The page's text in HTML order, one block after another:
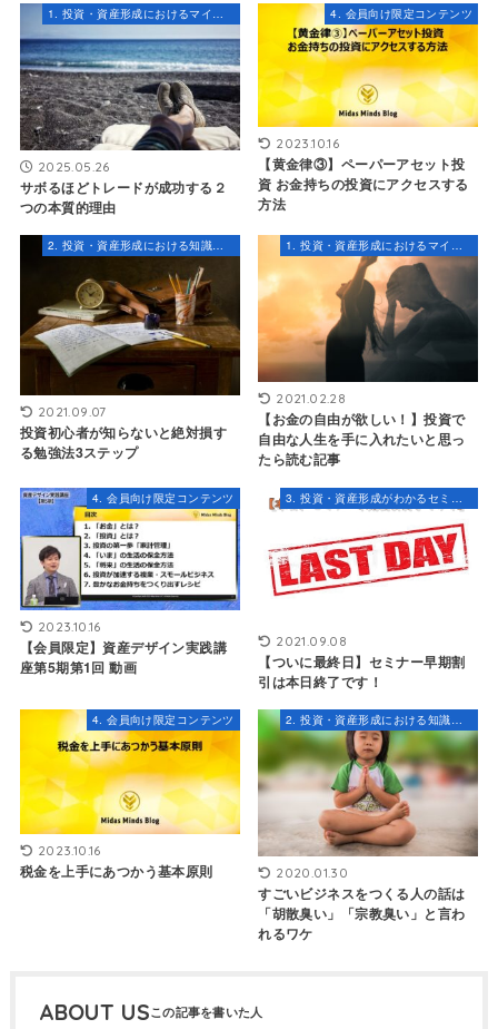
1. 投資・資産形成におけるマインドセット
2025.05.26
サボるほどトレードが成功する２
つの本質的理由
4. 会員向け限定コンテンツ
2023.10.16
【黄金律③】ペーパーアセット投
資 お金持ちの投資にアクセスする
方法
2. 投資・資産形成における知識とスキル
2021.09.07
投資初心者が知らないと絶対損す
る勉強法3ステップ
1. 投資・資産形成におけるマインドセット
2021.02.28
【お金の自由が欲しい！】投資で
自由な人生を手に入れたいと思っ
たら読む記事
4. 会員向け限定コンテンツ
2023.10.16
【会員限定】資産デザイン実践講
座第5期第1回 動画
2021.09.08
【ついに最終日】セミナー早期割
引は本日終了です！
4. 会員向け限定コンテンツ
2023.10.16
税金を上手にあつかう基本原則
2. 投資・資産形成における知識とスキル
2020.01.30
すごいビジネスをつくる人の話は
「胡散臭い」「宗教臭い」と言わ
れるワケ
ABOUT US